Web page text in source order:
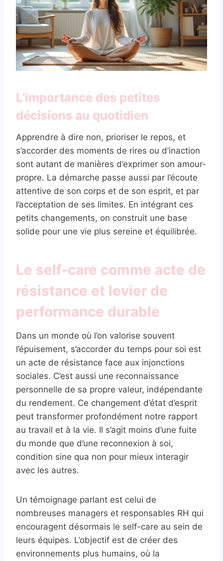
L’importance des petites
décisions au quotidien
Apprendre à dire non, prioriser le repos, et
s’accorder des moments de rires ou d’inaction
sont autant de manières d’exprimer son amour-
propre. La démarche passe aussi par l’écoute
attentive de son corps et de son esprit, et par
l’acceptation de ses limites. En intégrant ces
petits changements, on construit une base
solide pour une vie plus sereine et équilibrée.
Le self-care comme acte de
résistance et levier de
performance durable
Dans un monde où l’on valorise souvent
l’épuisement, s’accorder du temps pour soi est
un acte de résistance face aux injonctions
sociales. C’est aussi une reconnaissance
personnelle de sa propre valeur, indépendante
du rendement. Ce changement d’état d’esprit
peut transformer profondément notre rapport
au travail et à la vie. Il s’agit moins d’une fuite
du monde que d’une reconnexion à soi,
condition sine qua non pour mieux interagir
avec les autres.
Un témoignage parlant est celui de
nombreuses managers et responsables RH qui
encouragent désormais le self-care au sein de
leurs équipes. L’objectif est de créer des
environnements plus humains, où la